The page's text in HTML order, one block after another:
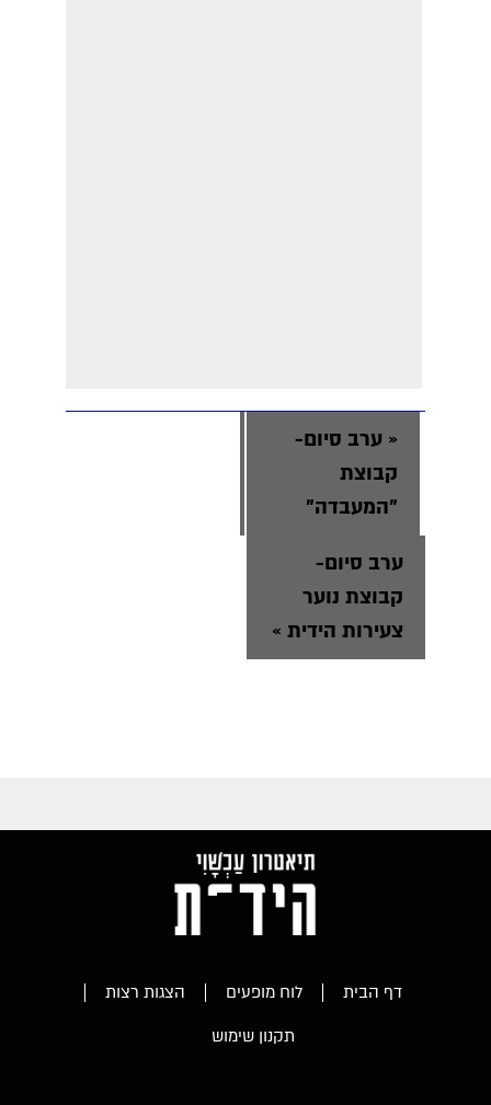
« ערב סיום-
קבוצת
"המעבדה"
ערב סיום-
קבוצת נוער
צעירות הידית »
דף הבית לוח מופעים
הצגות רצות
תקנון שימוש